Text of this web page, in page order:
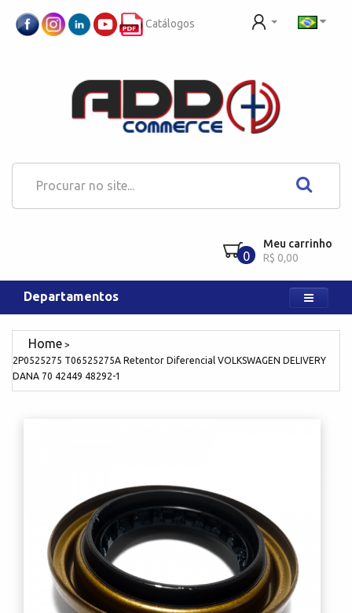
Catálogos
0
Meu carrinho
R$ 0,00
Departamentos
2P0525275 T06525275A Retentor Diferencial VOLKSWAGEN DELIVERY
DANA 70 42449 48292-1